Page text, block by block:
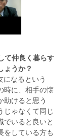
て仲良く暮らす
ょうか？
になるという
時に、相手の懐
助けると思う
じゃなくて同じ
でいると良いと
をしている方も